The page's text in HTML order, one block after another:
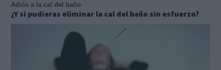
Adiós a la cal del baño
¿Y si pudieras eliminar la cal del baño sin esfuerzo?